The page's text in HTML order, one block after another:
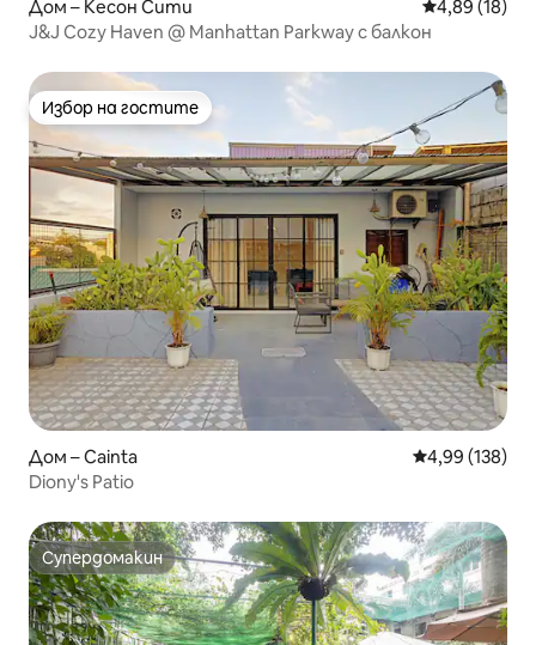
Дом – Кесон Сити Средна
4,89 (18)
J&J Cozy Haven @ Manhattan Parkway с балкон
Избор на гостите
Избор на гостите
Дом – Cainta Средна
4,99 (138)
Diony's Patio
Супердомакин
Супердомакин